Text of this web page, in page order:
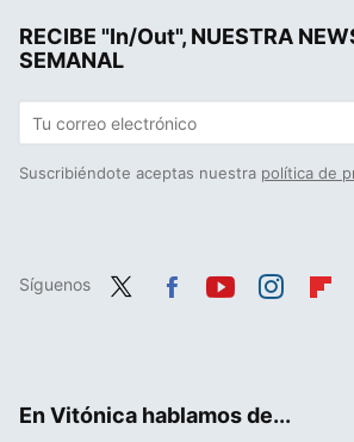
RECIBE "In/Out", NUESTRA
SEMANAL
Suscribiéndote aceptas nuestra política de
Síguenos
En Vitónica hablamos de...